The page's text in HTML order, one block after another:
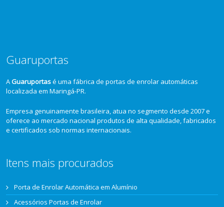
Guaruportas
AGuaruportasé uma fábrica de portas de enrolar automáticas
localizada em Maringá-PR.
Empresa genuinamente brasileira, atua no segmento desde 2007 e
oferece ao mercado nacional produtos de alta qualidade, fabricados
e certificados sob normas internacionais.
Itens mais procurados
Porta de Enrolar Automática em Alumínio
Acessórios Portas de Enrolar